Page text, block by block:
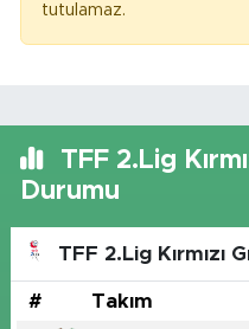
tutulamaz.
TFF 2.Lig
Durumu
TFF 2.Lig Kırmızı
# Takım